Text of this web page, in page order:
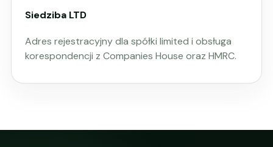
Siedziba LTD
Adres rejestracyjny dla spółki limited i obsługa
korespondencji z Companies House oraz HMRC.